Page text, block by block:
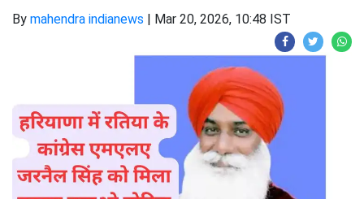
By mahendra indianews | Mar 20, 2026, 10:48 IST